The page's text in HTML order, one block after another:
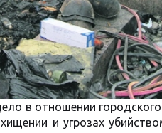
в отношении
и угрозах